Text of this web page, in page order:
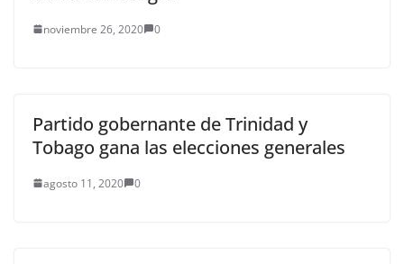
noviembre 26, 2020 0
Partido gobernante de Trinidad y
Tobago gana las elecciones generales
agosto 11, 2020 0